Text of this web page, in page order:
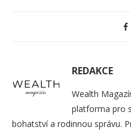
REDAKCE
Wealth
platforma pro
bohatství a rodinnou správu.